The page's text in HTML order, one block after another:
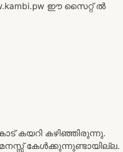
ഈ സൈറ്റ് ൽ
കയറി കഴിഞ്ഞിരുന്നു.
കേൾക്കുന്നുണ്ടായില്ല.